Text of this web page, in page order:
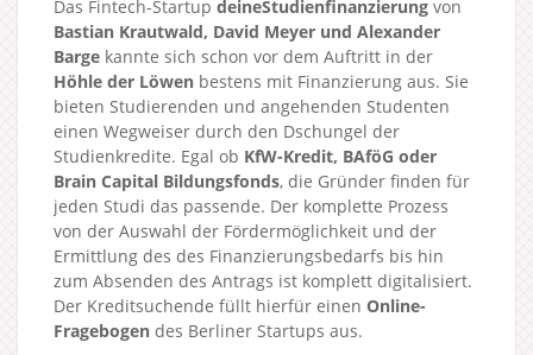
Das Fintech-Startup deineStudienfinanzierung von
Bastian Krautwald, David Meyer und Alexander
Barge kannte sich schon vor dem Auftritt in der
Höhle der Löwen bestens mit Finanzierung aus. Sie
bieten Studierenden und angehenden Studenten
einen Wegweiser durch den Dschungel der
Studienkredite. Egal ob KfW-Kredit, BAföG oder
Brain Capital Bildungsfonds, die Gründer finden für
jeden Studi das passende. Der komplette Prozess
von der Auswahl der Fördermöglichkeit und der
Ermittlung des des Finanzierungsbedarfs bis hin
zum Absenden des Antrags ist komplett digitalisiert.
Der Kreditsuchende füllt hierfür einen Online-
Fragebogen des Berliner Startups aus.